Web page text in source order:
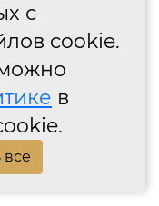
с
cookie.
в
все